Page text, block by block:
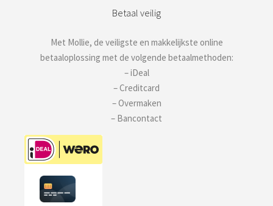
Betaal veilig
Met Mollie, de veiligste en makkelijkste online
betaaloplossing met de volgende betaalmethoden:
– iDeal
– Creditcard
– Overmaken
– Bancontact